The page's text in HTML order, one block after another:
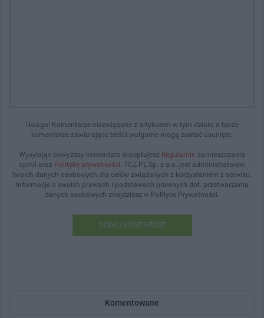
Uwaga! Komentarze niezwiązane z artykułem w tym dziale, a także
komentarze zawierające treści wulgarne mogą zostać usunięte.
Wysyłając powyższy komentarz akceptujesz Regulamin zamieszczania
opinii oraz Politykę prywatności. TCZ.PL Sp. z o.o. jest administratorem
twoich danych osobowych dla celów związanych z korzystaniem z serwisu.
Informacje o swoich prawach i podstawach prawnych dot. przetwarzania
danych osobowych znajdziesz w Polityce Prywatności.
DODAJ KOMENTARZ
Komentowane